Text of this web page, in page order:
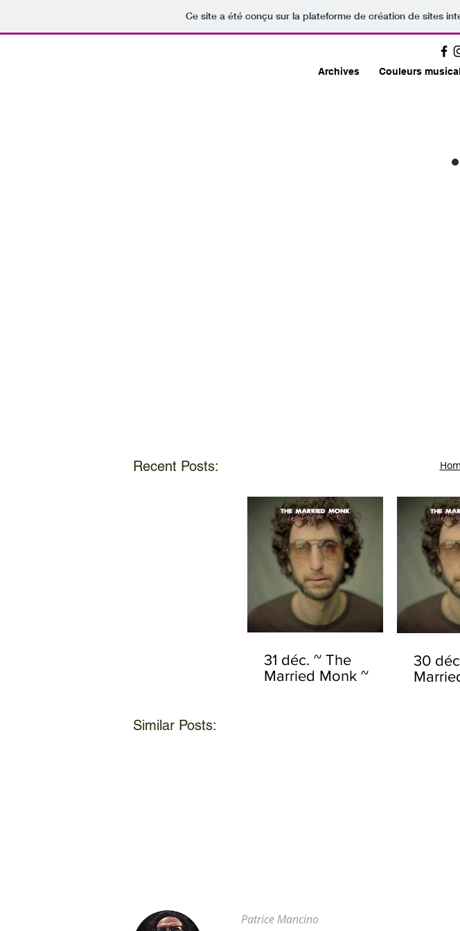
Ce site a été conçu sur la plateforme de création de sites
Archives Couleurs
Recent Posts:
31 déc. ~ The
Married Monk ~
30
Similar Posts:
Patrice Mancino